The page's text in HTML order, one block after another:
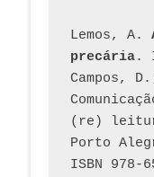
Lemos, A.
precária.
Campos,
(re)
Porto
ISBN 978-